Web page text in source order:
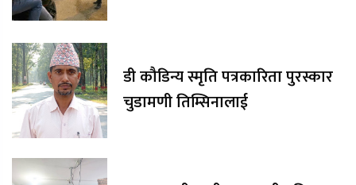
डी कौडिन्य स्मृति पत्रकारिता पुरस्कार
चुडामणी तिम्सिनालाई